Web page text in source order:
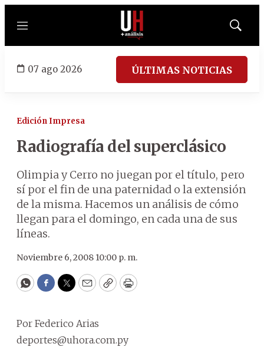
Menú
Mostrar
07 ago 2026 ÚLTIMAS NOTICIAS
Edición Impresa
Radiografía del superclásico
Olimpia y Cerro no juegan por el título, pero
sí por el fin de una paternidad o la extensión
de la misma. Hacemos un análisis de cómo
llegan para el domingo, en cada una de sus
líneas.
Noviembre 6, 2008 10:00 p. m.
WhatsApp
Facebook
Twitter
EmailCopyPrint
Por Federico Arias
deportes@uhora.com.py